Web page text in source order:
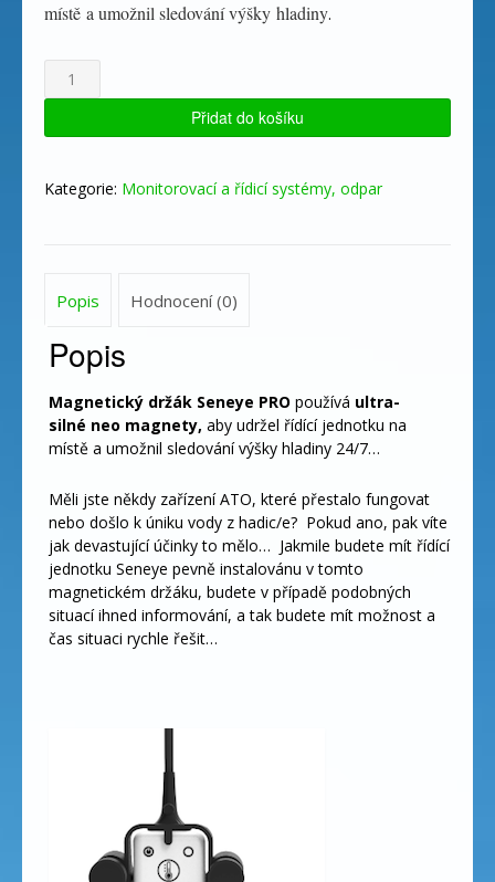
místě a umožnil sledování výšky hladiny.
Seneye
USB
holder
množství
Přidat do košíku
Kategorie: Monitorovací a řídicí systémy, odpar
Popis Hodnocení (0)
Popis
Magnetický držák Seneye PRO používá ultra-
silné neo magnety, aby udržel řídící jednotku na
místě a umožnil sledování výšky hladiny 24/7…
Měli jste někdy zařízení ATO, které přestalo fungovat
nebo došlo k úniku vody z hadic/e? Pokud ano, pak víte
jak devastující účinky to mělo… Jakmile budete mít řídící
jednotku Seneye pevně instalovánu v tomto
magnetickém držáku, budete v případě podobných
situací ihned informování, a tak budete mít možnost a
čas situaci rychle řešit…